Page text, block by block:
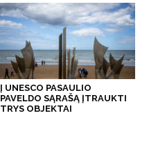
Į UNESCO PASAULIO
PAVELDO SĄRAŠĄ ĮTRAUKTI
TRYS OBJEKTAI